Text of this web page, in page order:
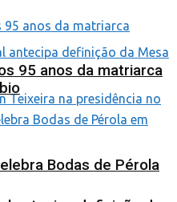
95 anos da matriarca
Bodas de Pérola